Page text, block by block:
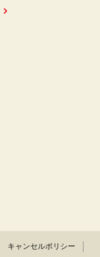
キャンセルポリシー